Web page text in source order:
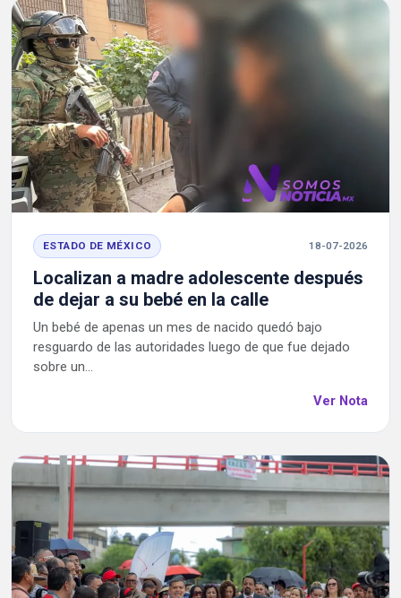
ESTADO DE MÉXICO 18-07-2026
Localizan a madre adolescente después
de dejar a su bebé en la calle
Un bebé de apenas un mes de nacido quedó bajo
resguardo de las autoridades luego de que fue dejado
sobre un...
Ver Nota